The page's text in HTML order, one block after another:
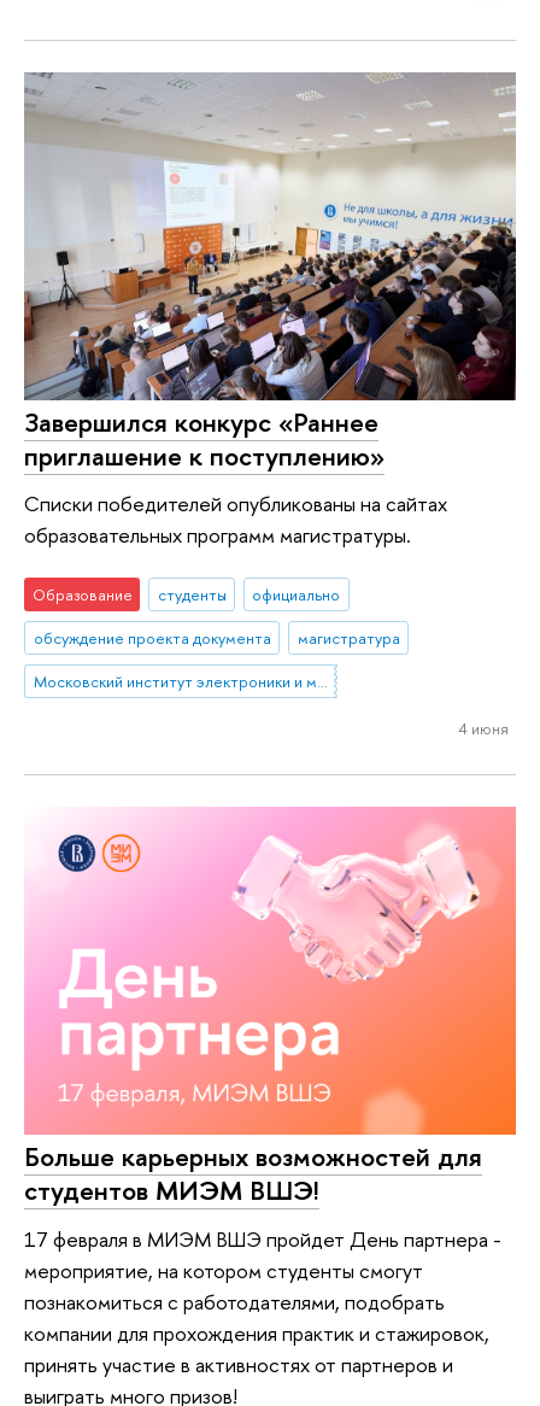
Завершился конкурс «Раннее
приглашение к поступлению»
Списки победителей опубликованы на сайтах
образовательных программ магистратуры.
Образование студенты
официально
обсуждение проекта документа
магистратура
4 июня
Больше карьерных возможностей для
студентов МИЭМ ВШЭ!
17 февраля в МИЭМ ВШЭ пройдет День партнера -
мероприятие, на котором студенты смогут
познакомиться с работодателями, подобрать
компании для прохождения практик и стажировок,
принять участие в активностях от партнеров и
выиграть много призов!